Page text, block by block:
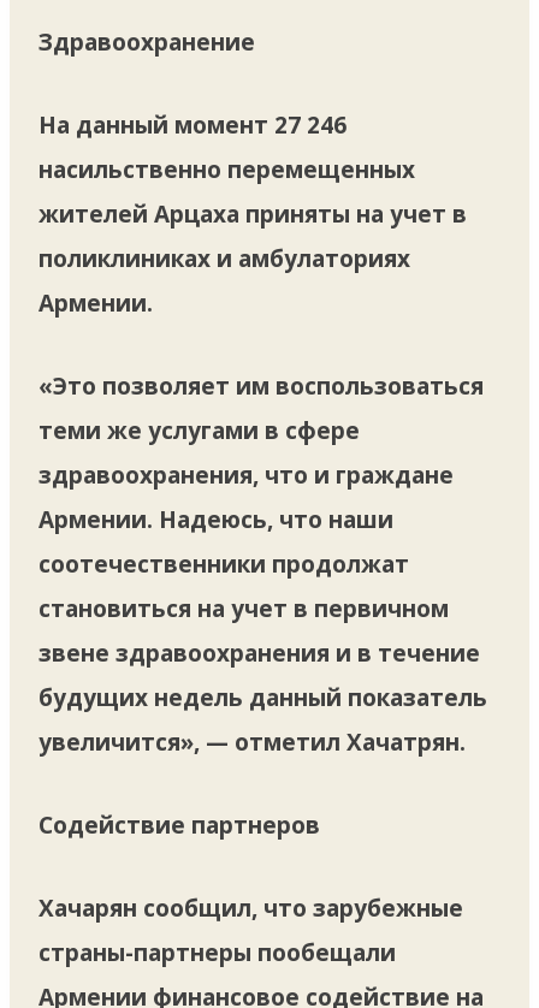
Здравоохранение
На данный момент 27 246
насильственно перемещенных
жителей Арцаха приняты на учет в
поликлиниках и амбулаториях
Армении.
«Это позволяет им воспользоваться
теми же услугами в сфере
здравоохранения, что и граждане
Армении. Надеюсь, что наши
соотечественники продолжат
становиться на учет в первичном
звене здравоохранения и в течение
будущих недель данный показатель
увеличится», — отметил Хачатрян.
Содействие партнеров
Хачарян сообщил, что зарубежные
страны-партнеры пообещали
Армении финансовое содействие на